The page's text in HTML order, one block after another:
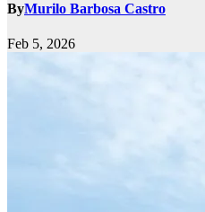
ByMurilo Barbosa Castro
Feb 5, 2026